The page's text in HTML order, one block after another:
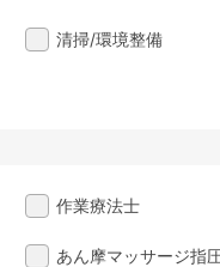
清掃/環境整備
作業療法士
あん摩マッサージ指